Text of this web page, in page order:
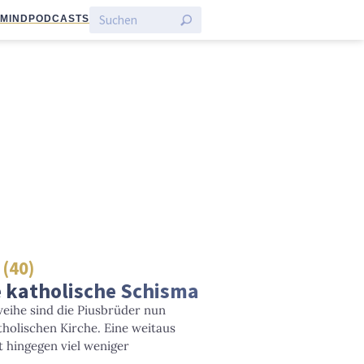
PODCASTS
Schisma
sind die Piusbrüder nun
Kirche. Eine weitaus
viel weniger